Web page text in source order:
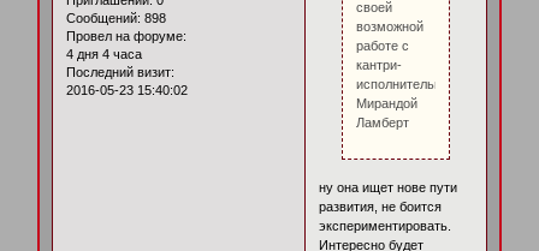
Сообщений: 898
Провел на форуме:
4 дня 4 часа
Последний визит:
2016-05-23 15:40:02
своей
возможной
работе с
кантри-
исполнительницей
Мирандой
Ламберт
ну она ищет нове пути
развития, не боится
экспериментировать.
Интересно будет